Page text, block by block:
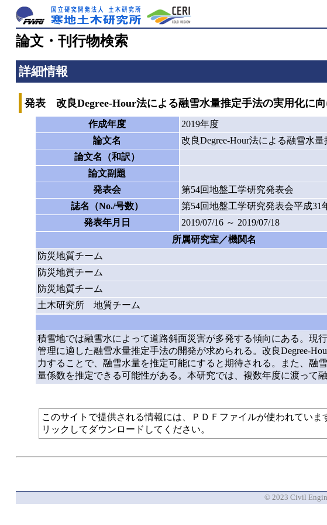
論文・刊行物検索
詳細情報
発表 改良Degree-Hour法による融雪水量推定手法の実用化に
作成年度
2019年度
論文名
改良Degree-Hour法による融雪水
論文名（和訳）
論文副題
発表会
第54回地盤工学研究発表会
誌名（No./号数）
第54回地盤工学研究発表会平成31
発表年月日
2019/07/16 ～ 2019/07/18
所属研究室／機関名
防災地質チーム
防災地質チーム
防災地質チーム
土木研究所 地質チーム
積雪地では融雪水によって道路斜面災害が多発する傾向にある。現
管理に適した融雪水量推定手法の開発が求められる。改良Degree-
力することで、融雪水量を推定可能にすると期待される。また、融
量係数を推定できる可能性がある。本研究では、複数年度に渡って
このサイトで提供される情報には、ＰＤＦファイルが使われていま
リックしてダウンロードしてください。
© 2023 Civil